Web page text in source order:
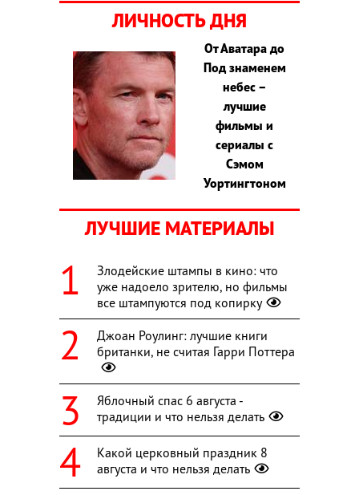
ЛИЧНОСТЬ ДНЯ
От Аватара до
Под знаменем
небес –
лучшие
фильмы и
сериалы с
Сэмом
Уортингтоном
ЛУЧШИЕ МАТЕРИАЛЫ
Злодейские штампы в кино: что
уже надоело зрителю, но фильмы
все штампуются под копирку
Джоан Роулинг: лучшие книги
британки, не считая Гарри Поттера
Яблочный спас 6 августа -
традиции и что нельзя делать
Какой церковный праздник 8
августа и что нельзя делать